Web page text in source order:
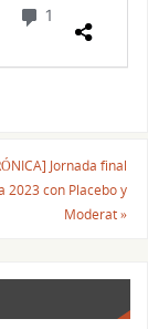
Jornada final
2023 con Placebo y
Moderat»